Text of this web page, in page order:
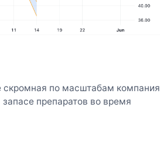
скромная по масштабам компания
препаратов во время